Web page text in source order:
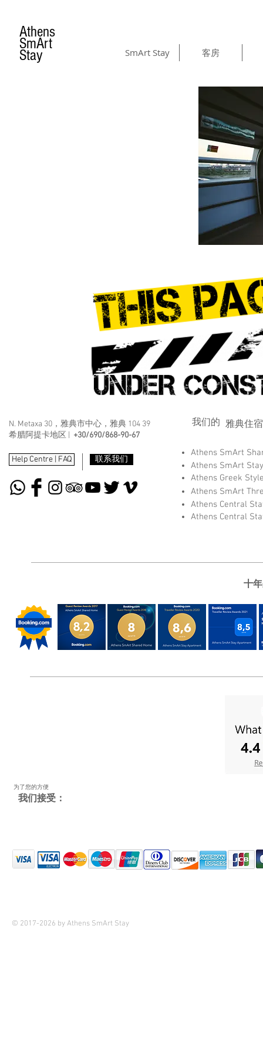
SmArt Stay 客房
Athens
SmArt
Stay
N. Metaxa 30，雅典市中心，雅典 104 39
希腊阿提卡地区 | +30/690/868-90-67
Help Centre | FAQ 联系我们
雅典住
我们的
Athens SmArt
Athens SmArt
Athens Greek
Athens SmArt
Athens Central
Athens Central
十
为了您的方便
我们接受：
© 2017-2026 by Athens SmArt Stay